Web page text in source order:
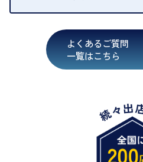
・健康保険証確認書
・マイナンバーカード
・在留カード
・旧パスポート
※原則として「公的機関
よくあるご質問
一覧はこちら